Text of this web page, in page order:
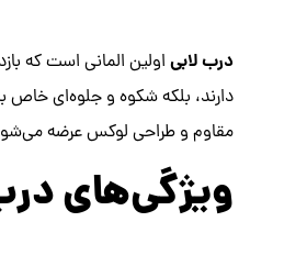
درب لابی اولین المانی است که
دارند، بلکه شکوه و جلوه‌ای
مقاوم و طراحی لوکس عرضه
ویژگی‌های